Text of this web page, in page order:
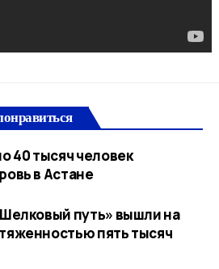
40 тысяч человек
в Астане
путь» вышли на
пять тысяч